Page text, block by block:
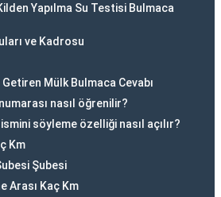
Yapılma Su Testisi Bulmaca
ve Kadrosu
Mülk Bulmaca Cevabı
nasıl öğrenilir?
söyleme özelliği nasıl açılır?
Km
Şubesi
Arası Kaç Km